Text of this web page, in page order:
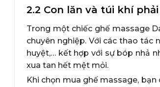
2.2 Con lăn và túi khí
Trong một chiếc ghế massage
chuyên nghiệp. Với các thao tác
huyệt,… kết hợp với sự bóp nhả
xua tan hết mệt mỏi.
Khi chọn mua ghế massage,